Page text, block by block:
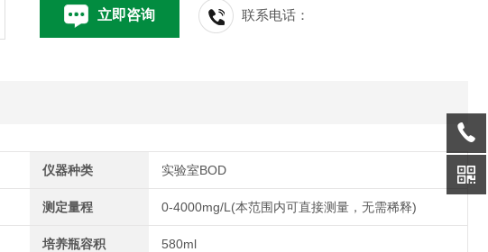
立即咨询 联系电话：
仪器种类 实验室BOD
测定量程 0-4000mg/L(本范围内可直接测量，无需稀释)
培养瓶容积 580ml